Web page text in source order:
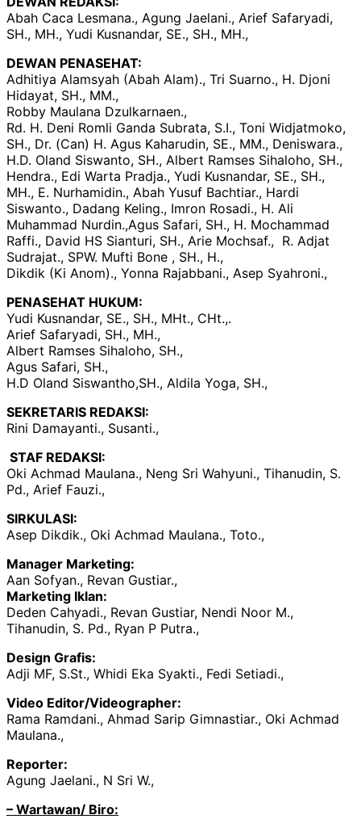
Abah Caca Lesmana., Agung Jaelani., Arief Safaryadi,
SH., MH., Yudi Kusnandar, SE., SH., MH.,
DEWAN PENASEHAT:
Adhitiya Alamsyah (Abah Alam)., Tri Suarno., H. Djoni
Hidayat, SH., MM.,
Robby Maulana Dzulkarnaen.,
Rd. H. Deni Romli Ganda Subrata, S.I., Toni Widjatmoko,
SH., Dr. (Can) H. Agus Kaharudin, SE., MM., Deniswara.,
H.D. Oland Siswanto, SH., Albert Ramses Sihaloho, SH.,
Hendra., Edi Warta Pradja., Yudi Kusnandar, SE., SH.,
MH., E. Nurhamidin., Abah Yusuf Bachtiar., Hardi
Siswanto., Dadang Keling., Imron Rosadi., H. Ali
Muhammad Nurdin.,Agus Safari, SH., H. Mochammad
Raffi., David HS Sianturi, SH., Arie Mochsaf., R. Adjat
Sudrajat., SPW. Mufti Bone , SH., H.,
Dikdik (Ki Anom)., Yonna Rajabbani., Asep Syahroni.,
PENASEHAT HUKUM:
Yudi Kusnandar, SE., SH., MHt., CHt.,.
Arief Safaryadi, SH., MH.,
Albert Ramses Sihaloho, SH.,
Agus Safari, SH.,
H.D Oland Siswantho,SH., Aldila Yoga, SH.,
SEKRETARIS REDAKSI:
Rini Damayanti., Susanti.,
STAF REDAKSI:
Oki Achmad Maulana., Neng Sri Wahyuni., Tihanudin, S.
Pd., Arief Fauzi.,
SIRKULASI:
Asep Dikdik., Oki Achmad Maulana., Toto.,
Manager Marketing:
Aan Sofyan., Revan Gustiar.,
Marketing Iklan:
Deden Cahyadi., Revan Gustiar, Nendi Noor M.,
Tihanudin, S. Pd., Ryan P Putra.,
Design Grafis:
Adji MF, S.St., Whidi Eka Syakti., Fedi Setiadi.,
Video Editor/Videographer:
Rama Ramdani., Ahmad Sarip Gimnastiar., Oki Achmad
Maulana.,
Reporter:
Agung Jaelani., N Sri W.,
– Wartawan/ Biro: